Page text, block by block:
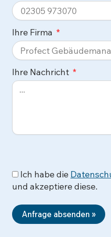
Ihre Firma
Ihre Nachricht
Ich habe die
und akzeptiere diese.
Anfrage absenden »